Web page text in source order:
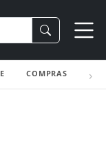
COMPRAS